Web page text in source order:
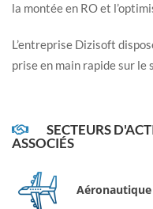
la montée en RO et
L’entreprise Dizisoft
prise en main rapide sur
SECTEURS
ASSOCIÉS
Aéronautique